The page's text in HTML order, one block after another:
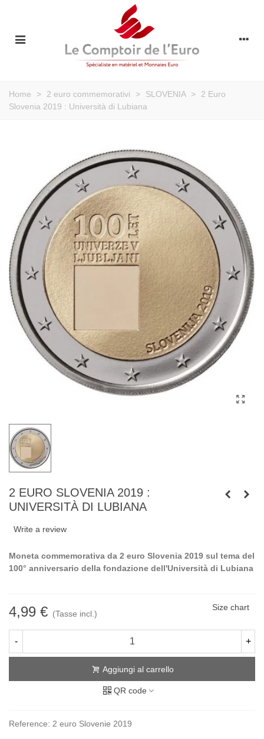
Home > 2 euro commemorativi > SLOVENIA >
2 Euro
Slovenia 2019 : Università di Lubiana
2 EURO SLOVENIA 2019 :
UNIVERSITÀ DI LUBIANA
Write a review
Moneta commemorativa da 2 euro Slovenia 2019 sul tema del
100° anniversario della fondazione dell'Università di Lubiana
4,99 € (Tasse incl.)
Size chart
- +
Aggiungi al carrello
QR code
Reference: 2 euro Slovenie 2019